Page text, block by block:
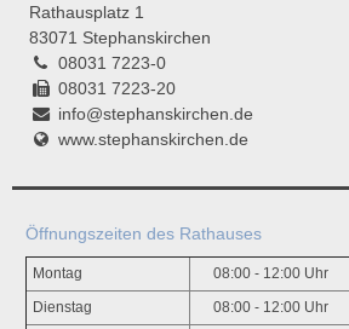
Rathausplatz 1
83071 Stephanskirchen
08031 7223-0
08031 7223-20
info@stephanskirchen.de
www.stephanskirchen.de
Öffnungszeiten des Rathauses
Montag 08:00 - 12:00 Uhr
Dienstag 08:00 - 12:00 Uhr